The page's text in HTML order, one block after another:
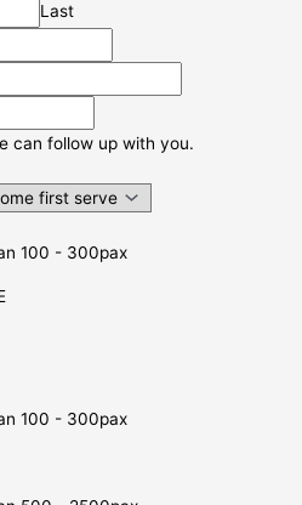
Last
can follow up with you.
100 - 300pax
100 - 300pax